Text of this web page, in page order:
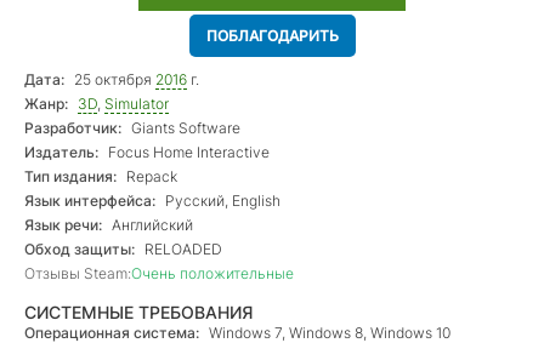
ПОБЛАГОДАРИТЬ
Дата: 25 октября 2016 г.
Жанр: 3D, Simulator
Разработчик: Giants Software
Издатель: Focus Home Interactive
Тип издания: Repack
Язык интерфейса: Русский, English
Язык речи: Английский
Обход защиты: RELOADED
Отзывы Steam:Очень положительные
СИСТЕМНЫЕ ТРЕБОВАНИЯ
Операционная система: Windows 7, Windows 8, Windows 10